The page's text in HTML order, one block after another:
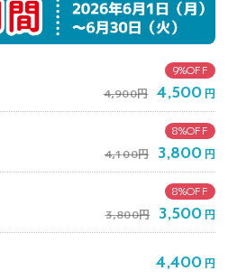
9%OFF
4,900円 4,500 円
8%OFF
4,100円
3,800 円
8%OFF
3,800円
3,500 円
4,400 円